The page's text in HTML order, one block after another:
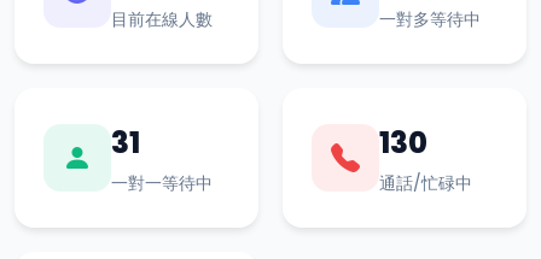
目前在線人數 一對多等待中
31
一對一等待中
130
通話/忙碌中